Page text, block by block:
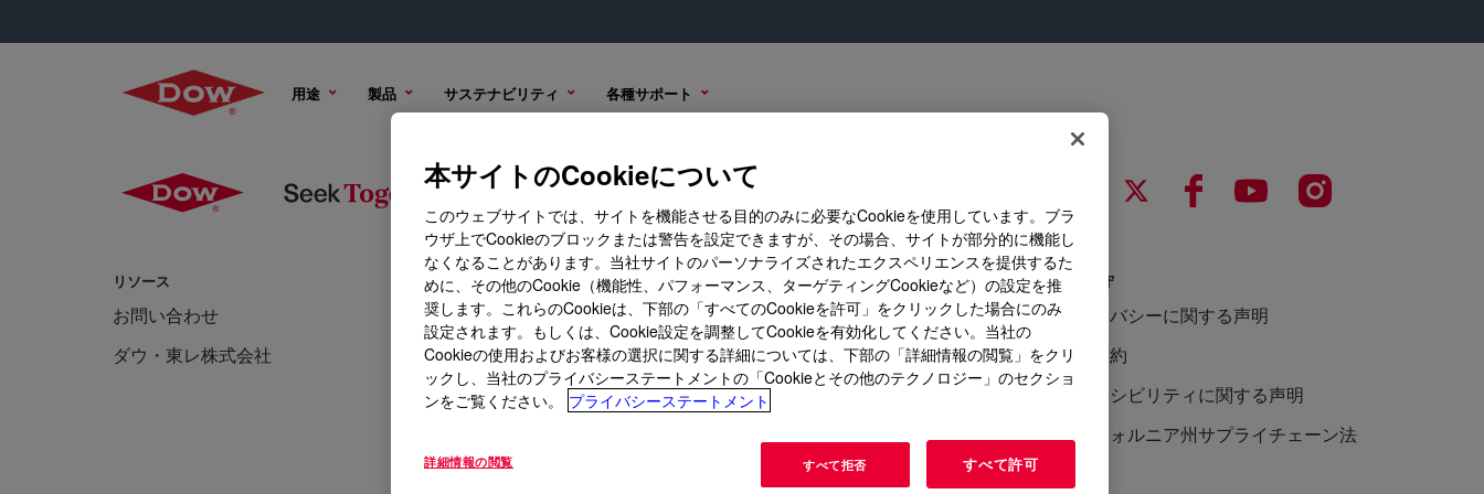
用途 製品 サステナビリティ 各種サポート
リソース
お問い合わせ
ダウ・東レ株式会社
トレーニング/学び
ニュース
イベント
コーポレートサイト
当社について
キャリア
IR・投資家向け情報
法令遵守
プライバシーに関する声明
利用規約
アクセシビリティに関する声明
カリフォルニア州サプライチェーン法
本サイトのCookieについて
このウェブサイトでは、サイトを機能させる目的のみに必要なCookieを使用しています。ブラ
ウザ上でCookieのブロックまたは警告を設定できますが、その場合、サイトが部分的に機能し
なくなることがあります。当社サイトのパーソナライズされたエクスペリエンスを提供するた
めに、その他のCookie（機能性、パフォーマンス、ターゲティングCookieなど）の設定を推
奨します。これらのCookieは、下部の「すべてのCookieを許可」をクリックした場合にのみ
設定されます。もしくは、Cookie設定を調整してCookieを有効化してください。当社の
Cookieの使用およびお客様の選択に関する詳細については、下部の「詳細情報の閲覧」をクリ
ックし、当社のプライバシーステートメントの「Cookieとその他のテクノロジー」のセクショ
ンをご覧ください。
プライバシーステートメント
詳細情報の閲覧 すべて拒否 すべて許可